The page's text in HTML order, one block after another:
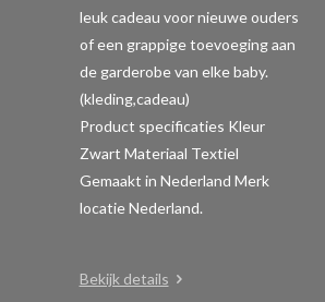
leuk cadeau voor nieuwe ouders
of een grappige toevoeging aan
de garderobe van elke baby.
(kleding,cadeau)
Product specificaties Kleur
Zwart Materiaal Textiel
Gemaakt in Nederland Merk
locatie Nederland.
Bekijk details